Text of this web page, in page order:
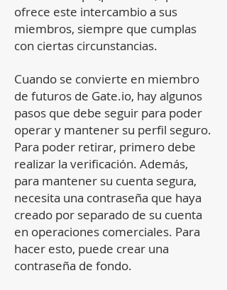
ofrece este intercambio a sus
miembros, siempre que cumplas
con ciertas circunstancias.
Cuando se convierte en miembro
de futuros de Gate.io, hay algunos
pasos que debe seguir para poder
operar y mantener su perfil seguro.
Para poder retirar, primero debe
realizar la verificación. Además,
para mantener su cuenta segura,
necesita una contraseña que haya
creado por separado de su cuenta
en operaciones comerciales. Para
hacer esto, puede crear una
contraseña de fondo.